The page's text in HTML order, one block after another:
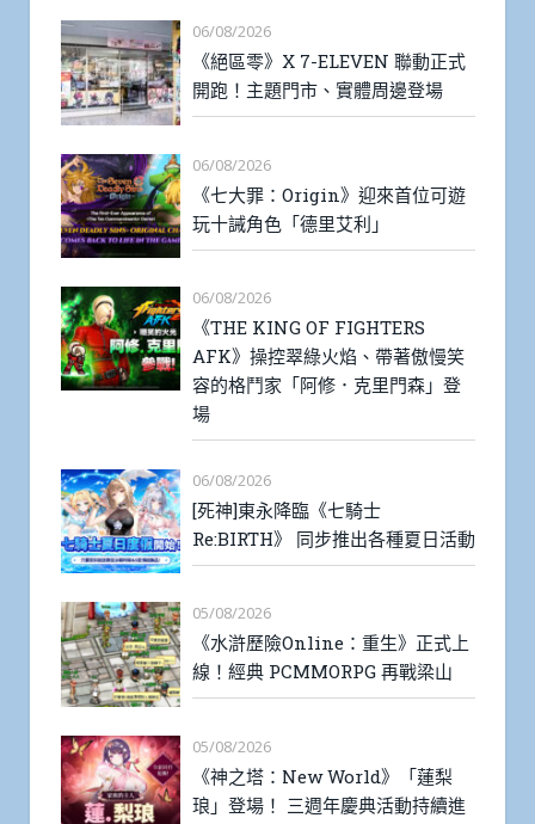
06/08/2026
《絕區零》X 7-ELEVEN 聯動正式
開跑！主題門市、實體周邊登場
06/08/2026
《七大罪：Origin》迎來首位可遊
玩十誡角色「德里艾利」
06/08/2026
《THE KING OF FIGHTERS
AFK》操控翠綠火焰、帶著傲慢笑
容的格鬥家「阿修．克里門森」登
場
06/08/2026
[死神]東永降臨《七騎士
Re:BIRTH》 同步推出各種夏日活動
05/08/2026
《水滸歷險Online：重生》正式上
線！經典 PCMMORPG 再戰梁山
05/08/2026
《神之塔：New World》「蓮梨
琅」登場！ 三週年慶典活動持續進